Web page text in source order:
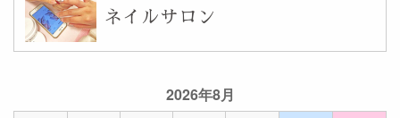
2026年8月
ネイルサロン